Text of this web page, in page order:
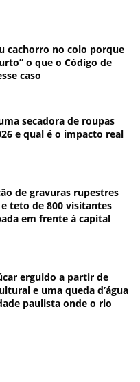
cachorro no colo porque
o que o Código de
caso
secadora de roupas
e qual é o impacto real
de gravuras rupestres
teto de 800 visitantes
em frente à capital
erguido a partir de
e uma queda d’água
paulista onde o rio